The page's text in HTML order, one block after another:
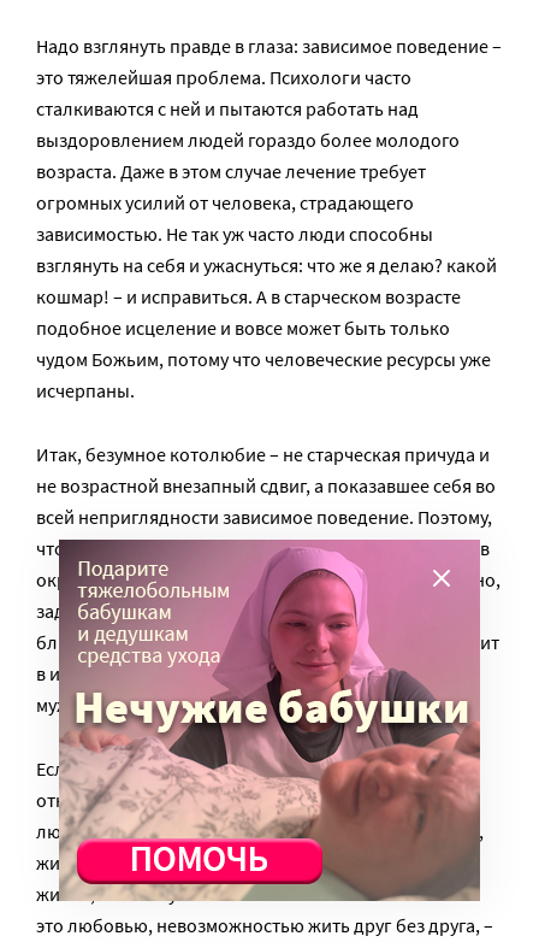
Надо взглянуть правде в глаза: зависимое поведение –
это тяжелейшая проблема. Психологи часто
сталкиваются с ней и пытаются работать над
выздоровлением людей гораздо более молодого
возраста. Даже в этом случае лечение требует
огромных усилий от человека, страдающего
зависимостью. Не так уж часто люди способны
взглянуть на себя и ужаснуться: что же я делаю? какой
кошмар! – и исправиться. А в старческом возрасте
подобное исцеление и вовсе может быть только
чудом Божьим, потому что человеческие ресурсы уже
исчерпаны.
Итак, безумное котолюбие – не старческая причуда и
не возрастной внезапный сдвиг, а показавшее себя во
всей неприглядности зависимое поведение. Поэтому,
чтобы в конце жизни не обнаружить себя в комнате в
окружении сотни кошек, необходимо, пока не поздно,
задуматься о своей душе, о своих отношениях с
близкими людьми: насколько они здоровы, что лежит
в их основе, становимся ли мы лучше, живя вместе с
мужем, с женой?
Если человек живет в ненормальных зависимых
отношениях, если он вырос в подобной семье, где
люди склонны использовать живых существ (людей,
животных) для того, чтобы заполнить пустоту своей
жизни, используя близкого человека и называя все
это любовью, невозможностью жить друг без друга, –